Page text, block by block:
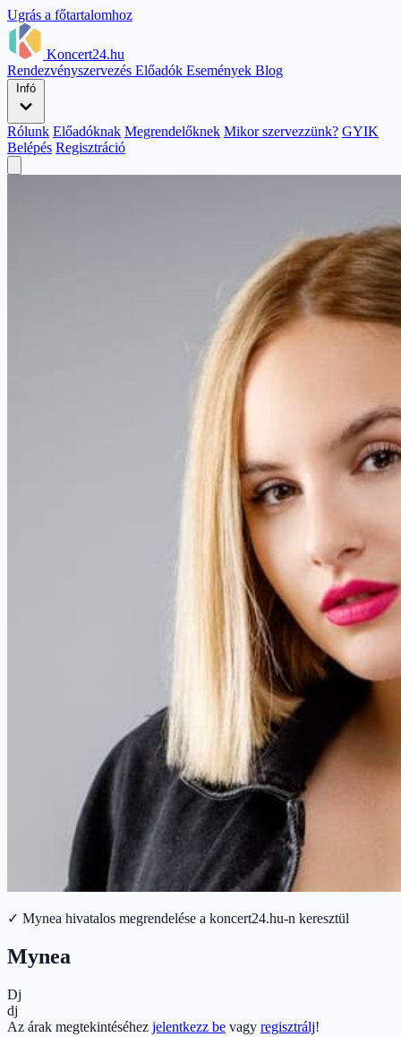
Ugrás a főtartalomhoz
Koncert24.hu
Rendezvényszervezés Előadók Események Blog
Infó
Rólunk Előadóknak Megrendelőknek Mikor szervezzünk? GYIK
Belépés Regisztráció
✓ Mynea hivatalos megrendelése a koncert24.hu-n keresztül
Mynea
Dj
dj
Az árak megtekintéséhez jelentkezz be vagy regisztrálj!